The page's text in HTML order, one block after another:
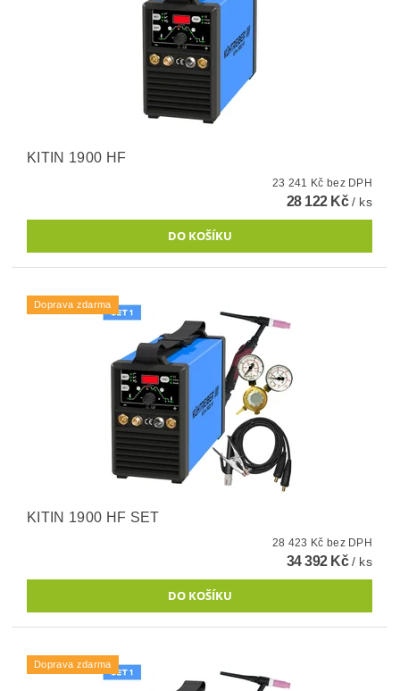
KITIN 1900 HF
23 241 Kč bez DPH
28 122 Kč/ ks
Doprava zdarma
KITIN 1900 HF SET
28 423 Kč bez DPH
34 392 Kč/ ks
Doprava zdarma